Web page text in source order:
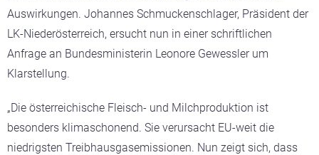
Auswirkungen. Johannes Schmuckenschlager, Präsident der
LK-Niederösterreich, ersucht nun in einer schriftlichen
Anfrage an Bundesministerin Leonore Gewessler um
Klarstellung.
„Die österreichische Fleisch- und Milchproduktion ist
besonders klimaschonend. Sie verursacht EU-weit die
niedrigsten Treibhausgasemissionen. Nun zeigt sich, dass